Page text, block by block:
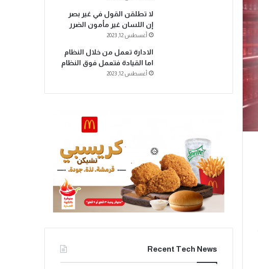
لا تطلقن القول في غير بصر
إن اللسان غير مأمون الضرر
أغسطس 12, 2023
الادارة تعمل من خلال النظام
اما القيادة فتعمل فوق النظام
أغسطس 12, 2023
Recent Tech News